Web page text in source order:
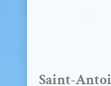
Saint-